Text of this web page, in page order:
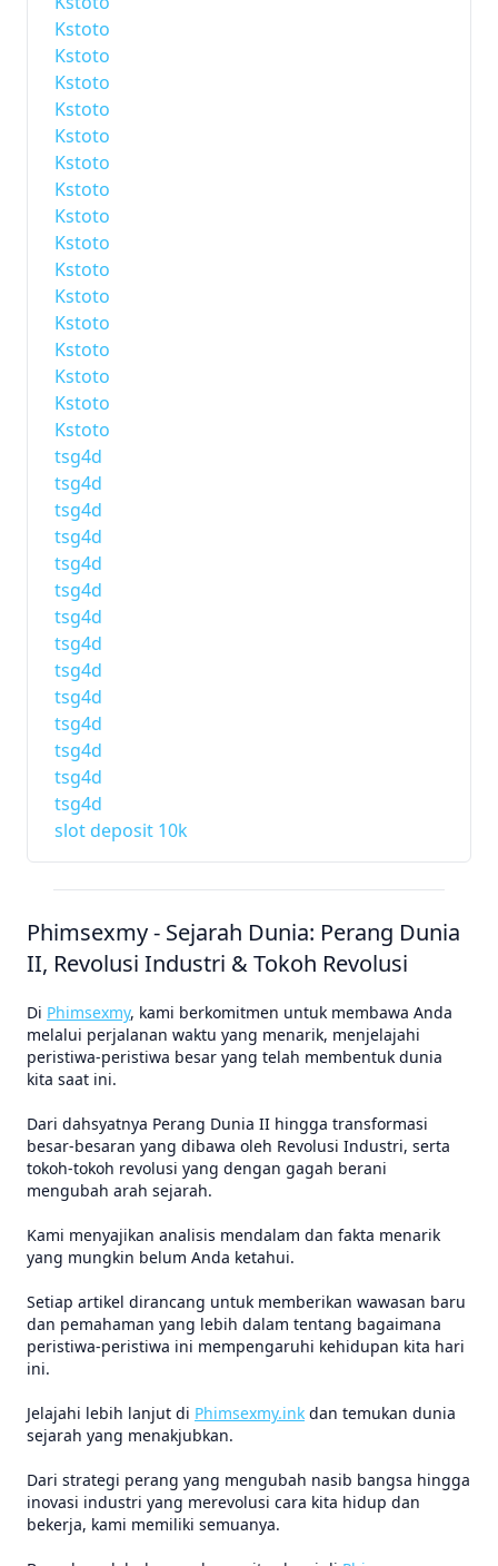
Kstoto
Kstoto
Kstoto
Kstoto
Kstoto
Kstoto
Kstoto
Kstoto
Kstoto
Kstoto
Kstoto
Kstoto
Kstoto
Kstoto
Kstoto
Kstoto
tsg4d
tsg4d
tsg4d
tsg4d
tsg4d
tsg4d
tsg4d
tsg4d
tsg4d
tsg4d
tsg4d
tsg4d
tsg4d
tsg4d
slot deposit 10k
Phimsexmy - Sejarah Dunia: Perang Dunia
II, Revolusi Industri & Tokoh Revolusi
Di Phimsexmy, kami berkomitmen untuk membawa Anda
melalui perjalanan waktu yang menarik, menjelajahi
peristiwa-peristiwa besar yang telah membentuk dunia
kita saat ini.
Dari dahsyatnya Perang Dunia II hingga transformasi
besar-besaran yang dibawa oleh Revolusi Industri, serta
tokoh-tokoh revolusi yang dengan gagah berani
mengubah arah sejarah.
Kami menyajikan analisis mendalam dan fakta menarik
yang mungkin belum Anda ketahui.
Setiap artikel dirancang untuk memberikan wawasan baru
dan pemahaman yang lebih dalam tentang bagaimana
peristiwa-peristiwa ini mempengaruhi kehidupan kita hari
ini.
Jelajahi lebih lanjut di Phimsexmy.ink dan temukan dunia
sejarah yang menakjubkan.
Dari strategi perang yang mengubah nasib bangsa hingga
inovasi industri yang merevolusi cara kita hidup dan
bekerja, kami memiliki semuanya.